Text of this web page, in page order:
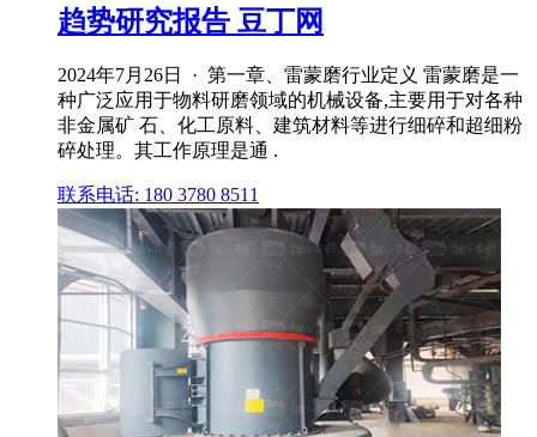
趋势研究报告 豆丁网
2024年7月26日 · 第一章、雷蒙磨行业定义 雷蒙磨是一
种广泛应用于物料研磨领域的机械设备,主要用于对各种
非金属矿 石、化工原料、建筑材料等进行细碎和超细粉
碎处理。其工作原理是通 .
联系电话: 180 3780 8511